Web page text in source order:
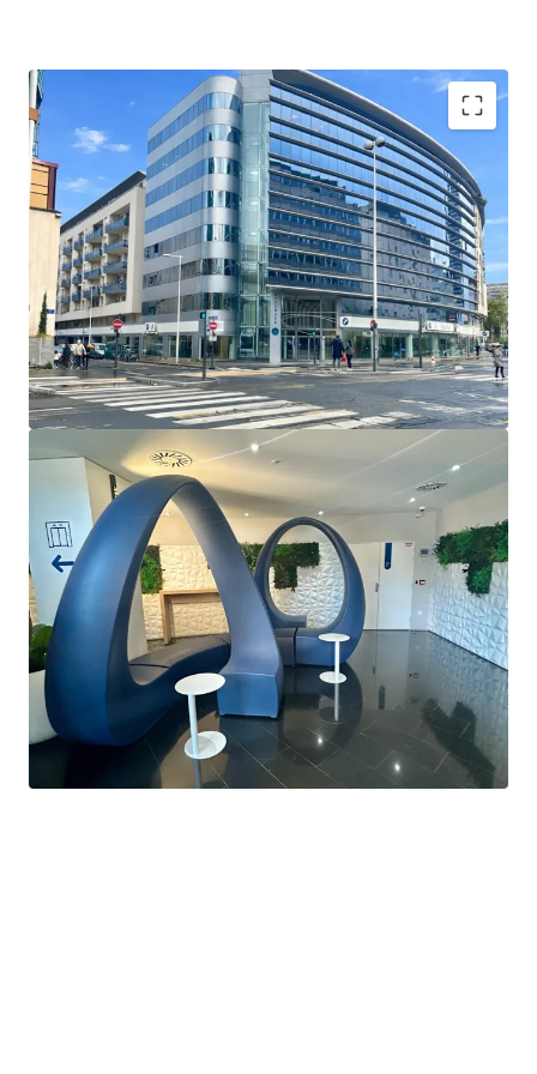
Emplacement privilégié: Lyon Part-Dieu, le 2ème
plus grand centre d'affaires de France, stratégique
pour les investisseurs.
Connectivité supérieure: Accès au TGV, métro,
tramway et aux grands axes routiers, ce qui
augmente le flux piétonnier.
Type d'actif: Bureaux et commerces à usage mixte,
répondant à la diversification des portefeuilles
d'investissement.
Croissance future: Les réaménagements de la
région promettent une visibilité accrue et un
potentiel de plus-value pour les investisseurs.